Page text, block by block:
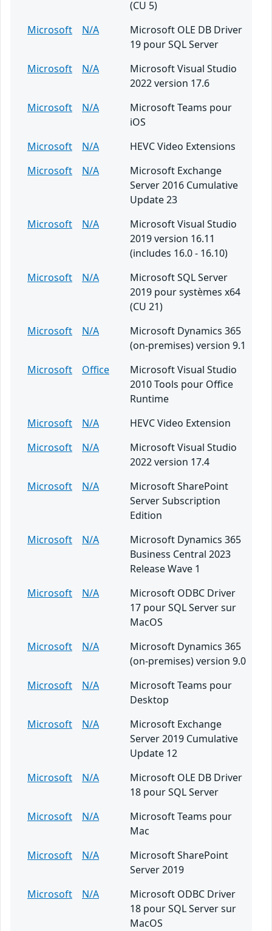
(CU 5)
Microsoft
N/A
Microsoft OLE DB Driver
19 pour SQL Server
Microsoft
N/A
Microsoft Visual Studio
2022 version 17.6
Microsoft
N/A
Microsoft Teams pour
iOS
Microsoft
N/A
HEVC Video Extensions
Microsoft
N/A
Microsoft Exchange
Server 2016 Cumulative
Update 23
Microsoft
N/A
Microsoft Visual Studio
2019 version 16.11
(includes 16.0 - 16.10)
Microsoft
N/A
Microsoft SQL Server
2019 pour systèmes x64
(CU 21)
Microsoft
N/A
Microsoft Dynamics 365
(on-premises) version 9.1
Microsoft
Office
Microsoft Visual Studio
2010 Tools pour Office
Runtime
Microsoft
N/A
HEVC Video Extension
Microsoft
N/A
Microsoft Visual Studio
2022 version 17.4
Microsoft
N/A
Microsoft SharePoint
Server Subscription
Edition
Microsoft
N/A
Microsoft Dynamics 365
Business Central 2023
Release Wave 1
Microsoft
N/A
Microsoft ODBC Driver
17 pour SQL Server sur
MacOS
Microsoft
N/A
Microsoft Dynamics 365
(on-premises) version 9.0
Microsoft
N/A
Microsoft Teams pour
Desktop
Microsoft
N/A
Microsoft Exchange
Server 2019 Cumulative
Update 12
Microsoft
N/A
Microsoft OLE DB Driver
18 pour SQL Server
Microsoft
N/A
Microsoft Teams pour
Mac
Microsoft
N/A
Microsoft SharePoint
Server 2019
Microsoft
N/A
Microsoft ODBC Driver
18 pour SQL Server sur
MacOS